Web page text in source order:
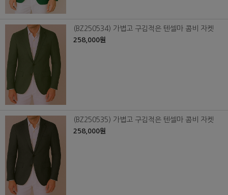
(BZ250534) 가볍고 구김적은 텐셀마 콤비 자켓
258,000원
(BZ250535) 가볍고 구김적은 텐셀마 콤비 자켓
258,000원